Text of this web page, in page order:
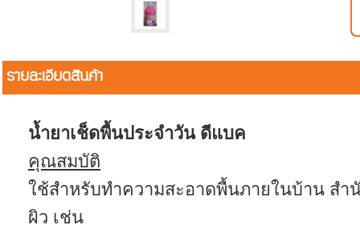
รายละเอียดสินค้า
น้ำยาเช็ดพื้นประจำวัน ดีแบค
คุณสมบัติ
ใช้สำหรับทำความสะอาดพื้นภายในบ้าน สำ
ผิว เช่น